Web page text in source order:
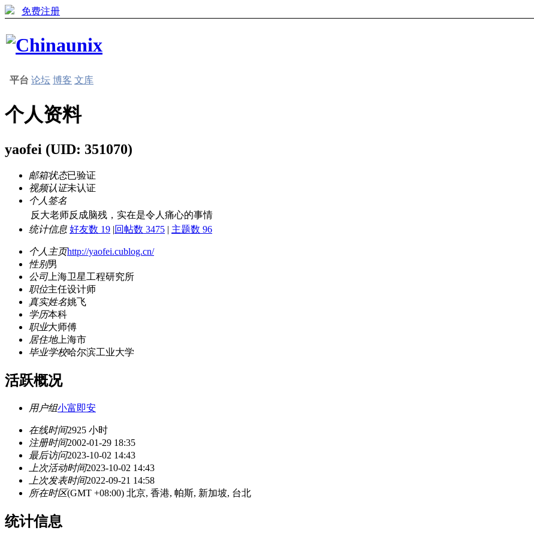
免费注册
平台 论坛 博客 文库
个人资料
yaofei (UID: 351070)
邮箱状态已验证
视频认证未认证
个人签名
反大老师反成脑残，实在是令人痛心的事情
统计信息 好友数 19 |回帖数 3475 | 主题数 96
个人主页http://yaofei.cublog.cn/
性别男
公司上海卫星工程研究所
职位主任设计师
真实姓名姚飞
学历本科
职业大师傅
居住地上海市
毕业学校哈尔滨工业大学
活跃概况
用户组小富即安
在线时间2925 小时
注册时间2002-01-29 18:35
最后访问2023-10-02 14:43
上次活动时间2023-10-02 14:43
上次发表时间2022-09-21 14:58
所在时区(GMT +08:00) 北京, 香港, 帕斯, 新加坡, 台北
统计信息